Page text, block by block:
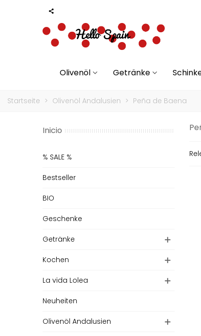
Olivenöl Getränke
Startseite > Olivenöl Andalusien > Peña de Baena
Inicio
% SALE %
Bestseller
BIO
Geschenke
Getränke
Kochen
La vida Lolea
Neuheiten
Olivenöl Andalusien